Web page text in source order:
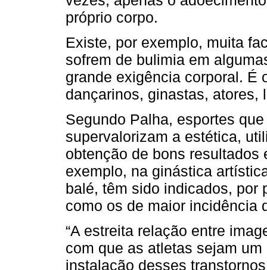
próprio corpo.
Existe, por exemplo, muita
sofrem de bulimia em
grande exigência corporal. É
dançarinos, ginastas, atores,
Segundo Palha, esportes
supervalorizam a estética,
obtenção de bons resultados
exemplo, na ginástica
balé, têm sido indicados, por
como os de maior incidência
“A estreita relação entre
com que as atletas sejam
instalação desses